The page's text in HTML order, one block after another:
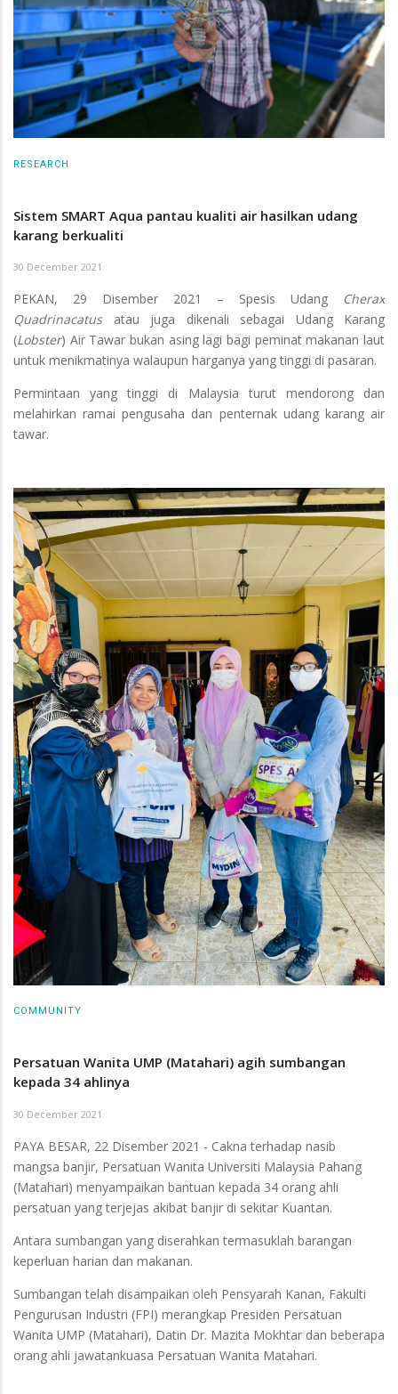
RESEARCH
Sistem SMART Aqua pantau kualiti air hasilkan udang
karang berkualiti
30 December 2021
PEKAN, 29 Disember 2021 – Spesis Udang
Cherax
Quadrinacatusatau juga dikenali sebagai Udang Karang
(Lobster) Air Tawar bukan asing lagi bagi peminat makanan laut
untuk menikmatinya walaupun harganya yang tinggi di pasaran.
Permintaan yang tinggi di Malaysia turut mendorong dan
melahirkan ramai pengusaha dan penternak udang karang air
tawar.
COMMUNITY
Persatuan Wanita UMP (Matahari) agih sumbangan
kepada 34 ahlinya
30 December 2021
PAYA BESAR, 22 Disember 2021 - Cakna terhadap nasib
mangsa banjir, Persatuan Wanita Universiti Malaysia Pahang
(Matahari) menyampaikan bantuan kepada 34 orang ahli
persatuan yang terjejas akibat banjir di sekitar Kuantan.
Antara sumbangan yang diserahkan termasuklah barangan
keperluan harian dan makanan.
Sumbangan telah disampaikan oleh Pensyarah Kanan, Fakulti
Pengurusan Industri (FPI) merangkap Presiden Persatuan
Wanita UMP (Matahari), Datin Dr. Mazita Mokhtar dan beberapa
orang ahli jawatankuasa Persatuan Wanita Matahari.